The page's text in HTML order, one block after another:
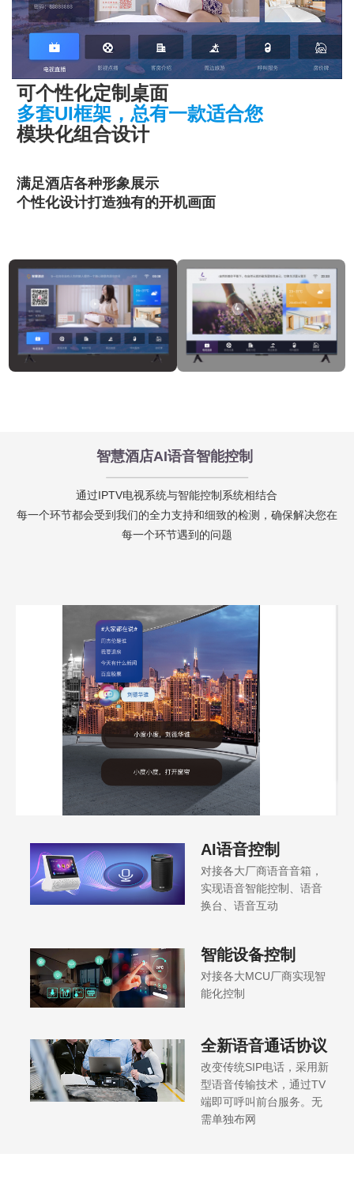
可个性化定制桌面
多套UI框架，总有一款适合您
模块化组合设计
满足酒店各种形象展示
个性化设计打造独有的开机画面
智慧酒店AI语音智能控制
通过IPTV电视系统与智能控制系统相结合
每一个环节都会受到我们的全力支持和细致的检测，确保解决您在
每一个环节遇到的问题
AI语音控制
对接各大厂商语音音箱，
实现语音智能控制、语音
换台、语音互动
智能设备控制
对接各大MCU厂商实现智
能化控制
全新语音通话协议
改变传统SIP电话，采用新
型语音传输技术，通过TV
端即可呼叫前台服务。无
需单独布网